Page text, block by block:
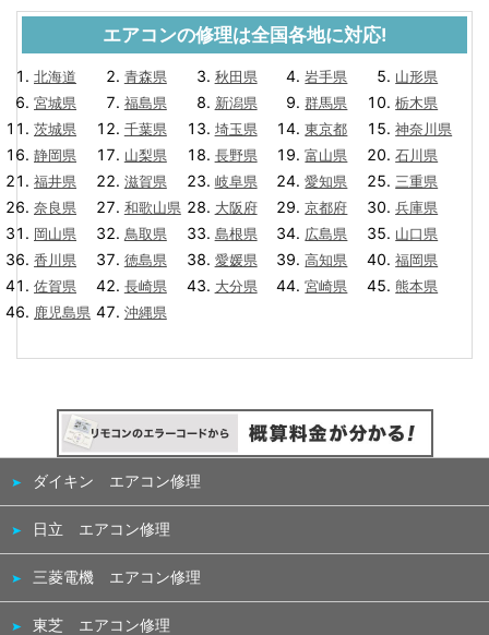
エアコンの修理は全国各地に対応!
北海道 青森県 秋田県 岩手県
山形県
宮城県
福島県 新潟県 群馬県
栃木県
茨城県
千葉県 埼玉県 東京都
神奈川県
静岡県
山梨県 長野県 富山県
石川県
福井県
滋賀県 岐阜県 愛知県
三重県
奈良県
和歌山県 大阪府 京都府
兵庫県
岡山県
鳥取県 島根県 広島県
山口県
香川県
徳島県 愛媛県 高知県
福岡県
佐賀県
長崎県 大分県 宮崎県
熊本県
鹿児島県
沖縄県
ダイキン エアコン修理
日立 エアコン修理
三菱電機 エアコン修理
東芝 エアコン修理